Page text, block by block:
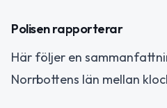
Polisen rapporterar
Här följer en
Norrbottens län mellan